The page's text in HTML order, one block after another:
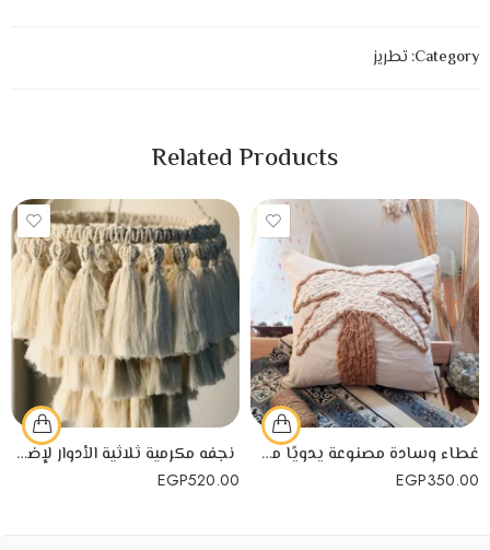
Category: تطريز
Related Products
غطاء وسادة مصنوعة يدويًا من القطن بتصميم أنيق
EGP350.00
نجفه مكرمية ثلاثية الأدوار لإضاءة هادئة و لديكور منزل رائع
EGP520.00